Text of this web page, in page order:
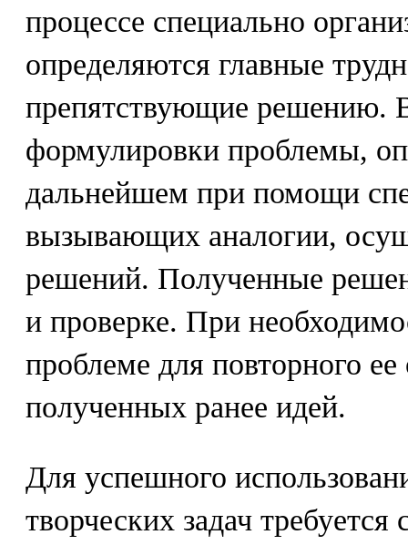
процессе специально
определяются главные
препятствующие решению.
формулировки проблемы,
дальнейшем при помощи
вызывающих аналогии,
решений. Полученные
и проверке. При
проблеме для повторного
полученных ранее идей.
Для успешного
творческих задач требуется